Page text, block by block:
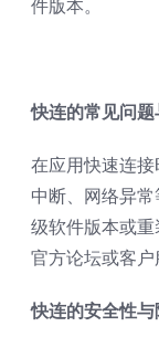
件版本。
快连的常见问
在应用快速连
中断、网络异
级软件版本或
官方论坛或客户
快连的安全性